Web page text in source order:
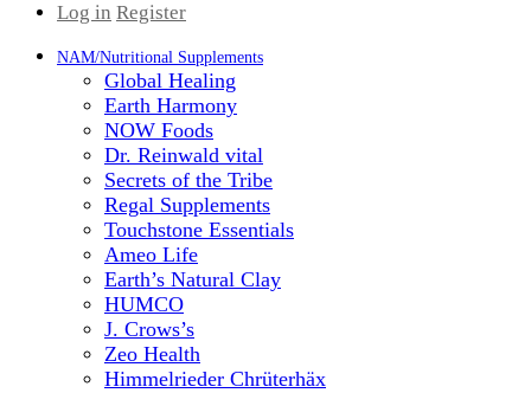
Log in Register
NAM/Nutritional Supplements
Global Healing
Earth Harmony
NOW Foods
Dr. Reinwald vital
Secrets of the Tribe
Regal Supplements
Touchstone Essentials
Ameo Life
Earth’s Natural Clay
HUMCO
J. Crows’s
Zeo Health
Himmelrieder Chrüterhäx